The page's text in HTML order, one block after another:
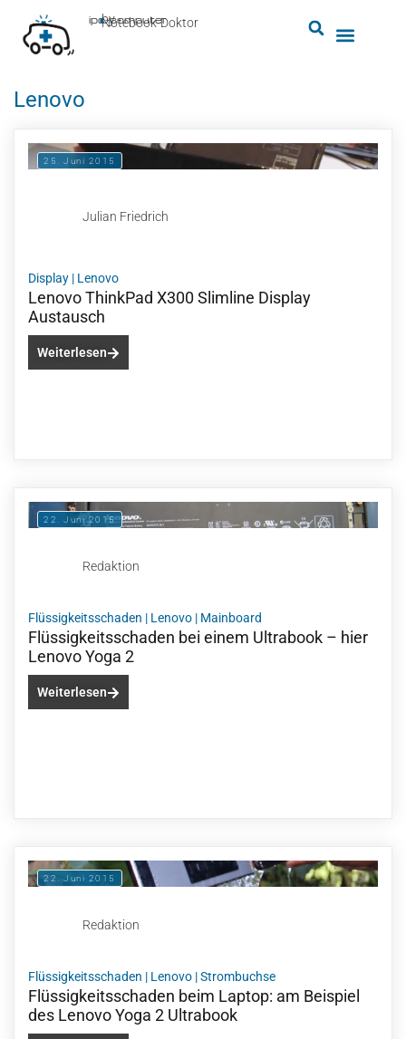
Notebook-Doktor
by
■
ipc-computer
Lenovo
25. Juni 2015
Julian Friedrich
Display | Lenovo
Lenovo ThinkPad X300 Slimline Display
Austausch
Weiterlesen
22. Juni 2015
Redaktion
Flüssigkeitsschaden | Lenovo | Mainboard
Flüssigkeitsschaden bei einem Ultrabook – hier
Lenovo Yoga 2
Weiterlesen
22. Juni 2015
Redaktion
Flüssigkeitsschaden | Lenovo |Strombuchse
Flüssigkeitsschaden beim Laptop: am Beispiel
des Lenovo Yoga 2 Ultrabook